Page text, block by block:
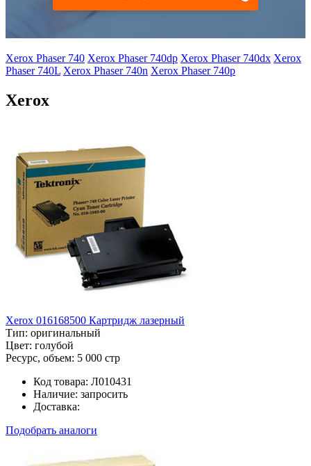
Xerox Phaser 740 Xerox Phaser 740dp Xerox Phaser 740dx Xerox
Phaser 740L Xerox Phaser 740n Xerox Phaser 740p
Xerox
Xerox 016168500 Картридж лазерный
Тип: оригинальный
Цвет: голубой
Ресурс, объем: 5 000 стр
Код товара: Л010431
Наличие: запросить
Доставка:
Подобрать аналоги